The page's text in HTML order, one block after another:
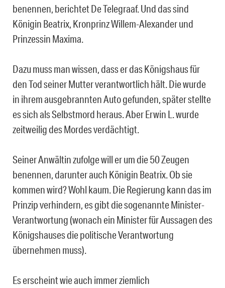
benennen, berichtet De Telegraaf. Und das sind
Königin Beatrix, Kronprinz Willem-Alexander und
Prinzessin Maxima.
Dazu muss man wissen, dass er das Königshaus für
den Tod seiner Mutter verantwortlich hält. Die wurde
in ihrem ausgebrannten Auto gefunden, später stellte
es sich als Selbstmord heraus. Aber Erwin L. wurde
zeitweilig des Mordes verdächtigt.
Seiner Anwältin zufolge will er um die 50 Zeugen
benennen, darunter auch Königin Beatrix. Ob sie
kommen wird? Wohl kaum. Die Regierung kann das im
Prinzip verhindern, es gibt die sogenannte Minister-
Verantwortung (wonach ein Minister für Aussagen des
Königshauses die politische Verantwortung
übernehmen muss).
Es erscheint wie auch immer ziemlich